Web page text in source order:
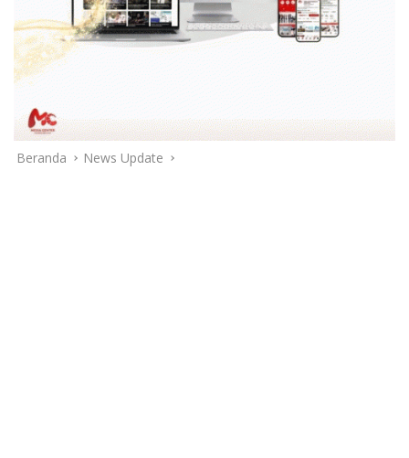
Beranda News Update